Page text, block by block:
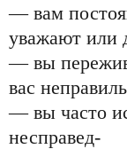
— вам
уважают или
— вы
вас
— вы часто
несправед-